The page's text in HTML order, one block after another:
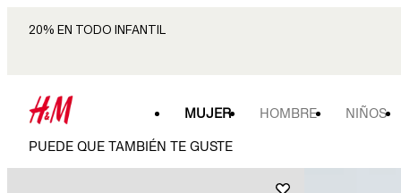
20% EN TODO INFANTIL
MUJER HOMBRE NIÑOS
PUEDE QUE TAMBIÉN TE GUSTE